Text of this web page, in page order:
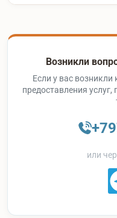
Возникли
Если у вас
предоставления
или